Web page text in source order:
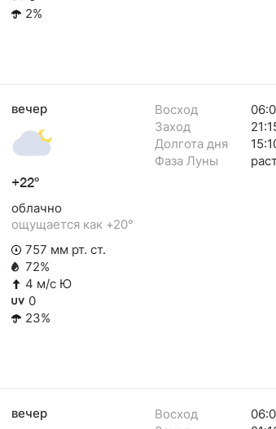
2%
вечер
+22°
облачно
ощущается как +20°
757 мм рт. ст.
72%
4 м/с Ю
0
23%
Восход
Заход
Долгота дня
Фаза Луны
вечер Восход